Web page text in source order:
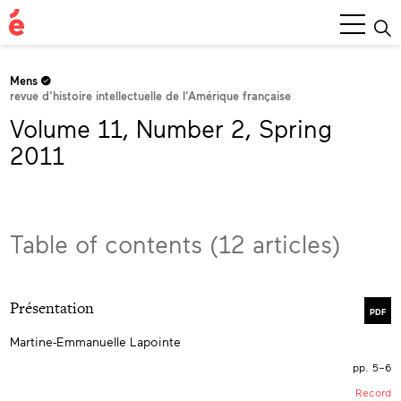
Main
Menu
Mens
revue d'histoire intellectuelle de l’Amérique française
Volume 11, Number 2, Spring
2011
Table of contents (12 articles)
PDF
Présentation
Martine-Emmanuelle Lapointe
pp. 5–6
Record